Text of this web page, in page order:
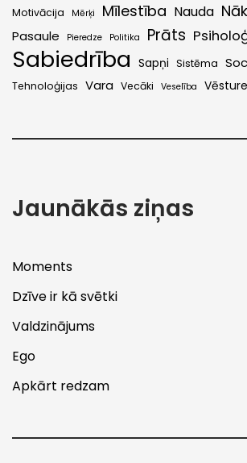
Motivācija
Mērķi Mīlestība Nauda
Pasaule Pieredze Politika Prāts
Sabiedrība Sapņi Sistēma
Tehnoloģijas Vara Vecāki Veselība Vēsture
Jaunākās ziņas
Moments
Dzīve ir kā svētki
Valdzinājums
Ego
Apkārt redzam